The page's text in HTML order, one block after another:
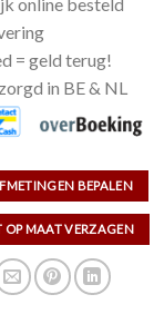
= geld terug!
in BE & NL
BEPALEN
OP MAAT VERZAGEN